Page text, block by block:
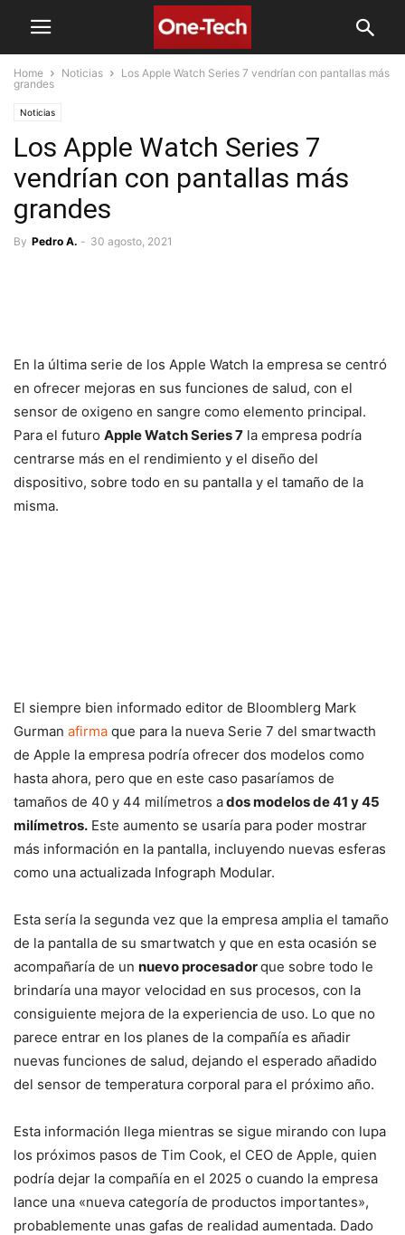
Home Noticias
Los Apple Watch Series 7 vendrían con pantallas más
grandes
Noticias
Los Apple Watch Series 7
vendrían con pantallas más
grandes
By Pedro A. - 30 agosto, 2021
En la última serie de los Apple Watch la empresa se centró
en ofrecer mejoras en sus funciones de salud, con el
sensor de oxigeno en sangre como elemento principal.
Para el futuro Apple Watch Series 7 la empresa podría
centrarse más en el rendimiento y el diseño del
dispositivo, sobre todo en su pantalla y el tamaño de la
misma.
El siempre bien informado editor de Bloomblerg Mark
Gurman afirma que para la nueva Serie 7 del smartwacth
de Apple la empresa podría ofrecer dos modelos como
hasta ahora, pero que en este caso pasaríamos de
tamaños de 40 y 44 milímetros ados modelos de 41 y 45
milímetros. Este aumento se usaría para poder mostrar
más información en la pantalla, incluyendo nuevas esferas
como una actualizada Infograph Modular.
Esta sería la segunda vez que la empresa amplia el tamaño
de la pantalla de su smartwatch y que en esta ocasión se
acompañaría de un nuevo procesadorque sobre todo le
brindaría una mayor velocidad en sus procesos, con la
consiguiente mejora de la experiencia de uso. Lo que no
parece entrar en los planes de la compañía es añadir
nuevas funciones de salud, dejando el esperado añadido
del sensor de temperatura corporal para el próximo año.
Esta información llega mientras se sigue mirando con lupa
los próximos pasos de Tim Cook, el CEO de Apple, quien
podría dejar la compañía en el 2025 o cuando la empresa
lance una «nueva categoría de productos importantes»,
probablemente unas gafas de realidad aumentada. Dado